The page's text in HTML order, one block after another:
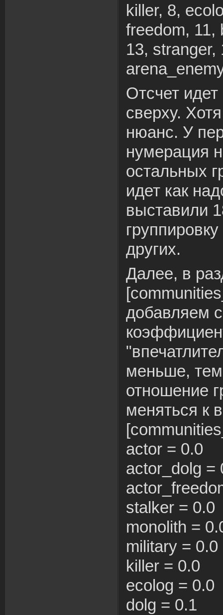
killer, 8,
freedom, 11,
13, stranger,
Отсчет
сверху.
нюанс. У
нумерация
остальных
идет как
выставили
других.
Далее, в
добавляем
меньше,
отношение
меняться к
actor = 0.0
actor_dolg =
stalker = 0.0
monolith =
military = 0.0
killer = 0.0
ecolog = 0.0
dolg = 0.1